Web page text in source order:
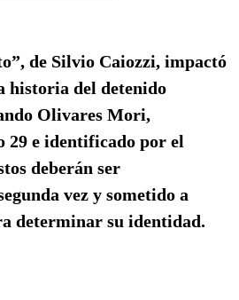
de Silvio Caiozzi, impactó
historia del detenido
Olivares Mori,
29 e identificado por el
deberán ser
vez y sometido a
determinar su identidad.